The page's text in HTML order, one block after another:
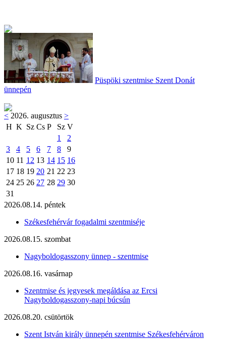
Püspöki szentmise Szent Donát
ünnepén
< 2026. augusztus >
H K Sz Cs P Sz V
1
2
3
4 5 6 7 8
9
10 11 12 13 14 15 16
17 18 19 20 21 22 23
24 25 26 27 28 29 30
31
2026.08.14. péntek
Székesfehérvár fogadalmi szentmiséje
2026.08.15. szombat
Nagyboldogasszony ünnep - szentmise
2026.08.16. vasárnap
Szentmise és jegyesek megáldása az Ercsi
Nagyboldogasszony-napi búcsún
2026.08.20. csütörtök
Szent István király ünnepén szentmise Székesfehérváron